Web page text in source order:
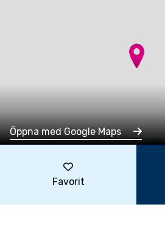
Leaflet
Öppna med Google Maps
Favorit